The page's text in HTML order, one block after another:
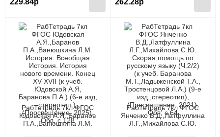
(Просвещение, 2019), Обл,
229.84р 262.28р
РабТетрадь 7кл ФГОС
Юдовская А.Я.,Баранов
П.А.,Ванюшкина Л.М.
РабТетрадь 7кл ФГОС
Янченко В.Д.,Латфуллина
Л.Г.,Михайлова С.Ю.